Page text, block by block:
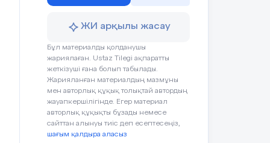
ЖИ арқылы жасау
Бұл материалды қолданушы
жариялаған. Ustaz Tilegi ақпаратты
жеткізуші ғана болып табылады.
Жарияланған материалдың мазмұны
мен авторлық құқық толықтай автордың
жауапкершілігінде. Егер материал
авторлық құқықты бұзады немесе
сайттан алынуы тиіс деп есептесеңіз,
шағым қалдыра аласыз